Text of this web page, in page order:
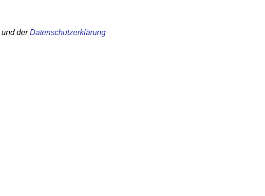
und derDatenschutzerklärung